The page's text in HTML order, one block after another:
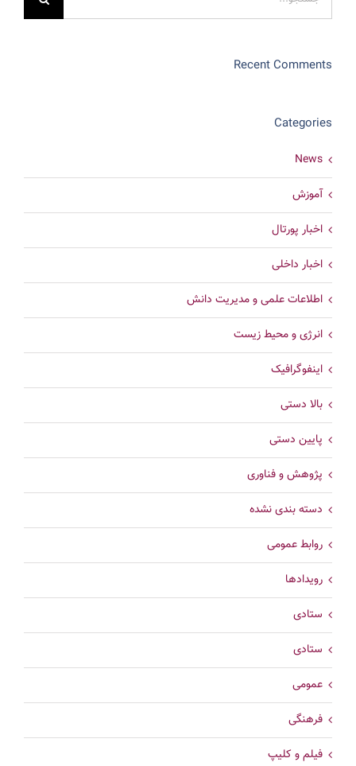
برای:
Recent Comments
Categories
News
آموزش
اخبار پورتال
اخبار داخلی
اطلاعات علمی و مدیریت دانش
انرژی و محیط زیست
اینفوگرافیک
بالا دستی
پایین دستی
پژوهش و فناوری
دسته بندی نشده
روابط عمومی
رویدادها
ستادی
ستادی
عمومی
فرهنگی
فیلم و کلیپ